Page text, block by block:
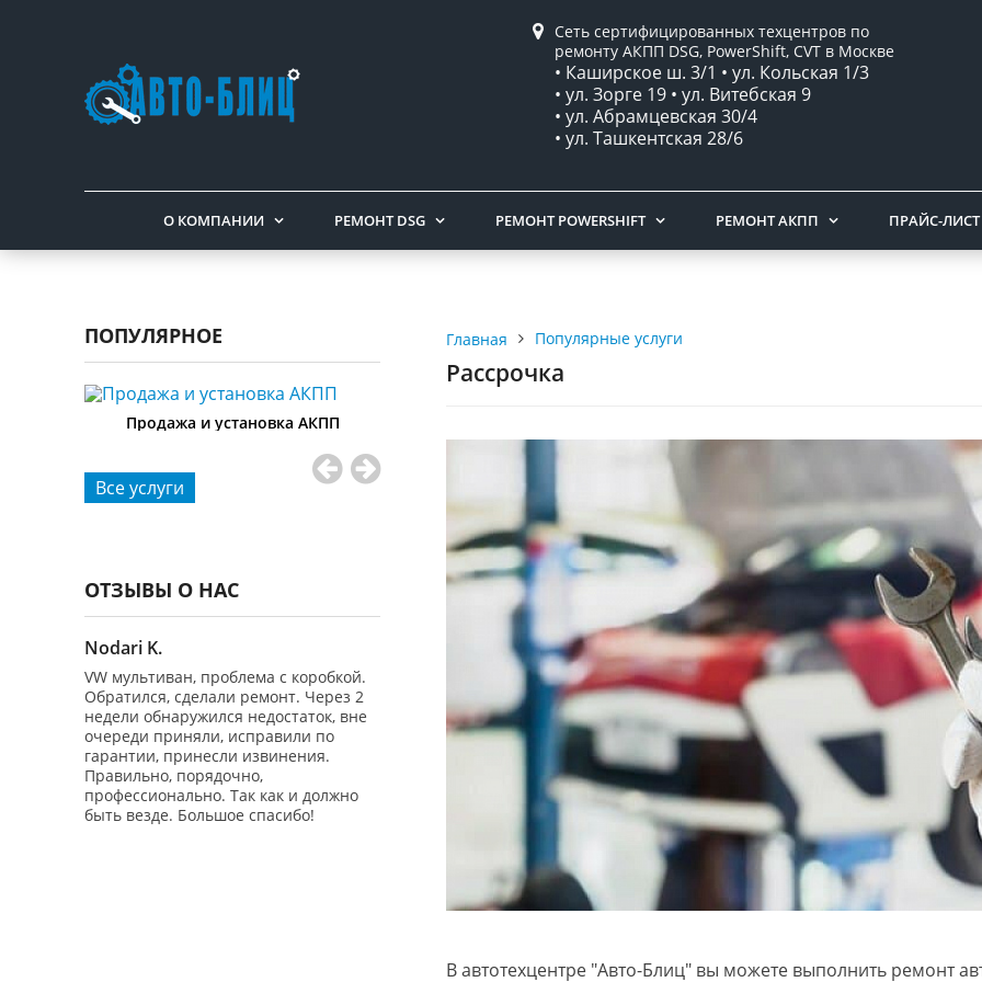
Сеть сертифицированных техцентров по
ремонту АКПП DSG, PowerShift, CVT в Москве
• Каширское ш. 3/1 • ул. Кольская 1/3
• ул. Зорге 19 • ул. Витебская 9
• ул. Абрамцевская 30/4
• ул. Ташкентская 28/6
О КОМПАНИИ РЕМОНТ DSG РЕМОНТ POWERSHIFT РЕМОНТ АКПП ПРАЙС-ЛИСТ
ПОПУЛЯРНОЕ
Продажа и установка АКПП
Диагностика АКПП
Все услуги
ОТЗЫВЫ О НАС
Nodari K.
Добрый день! Люди можно и нужно
обращаться в Авто Блиц!!! Делал
бесплатно Диагностику сегодня своего
авто Гольф 6 - раз! До этого
заводилась! Мастер Кирилл
Дмитрий П.
Доброй ночи ! Хочу оставить отзыв о
работе данной компании. Парни
профессионалы своего дела
однозначно. Сдал им на ремонт Ауди
постоянно какие то проблемы .
Главная Популярные услуги
Рассрочка
В автотехцентре "Авто-Блиц" вы можете выполнить ремонт